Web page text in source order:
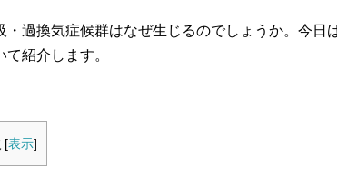
・過換気症候群はなぜ生じるのでしょうか。今日
て紹介します。
[表示]